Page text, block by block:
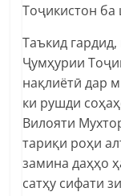
Тоҷикистон
Таъкид
Ҷумҳурии
нақлиётӣ дар
ки рушди
Вилояти
тариқи роҳи
замина даҳҳо
сатҳу сифати